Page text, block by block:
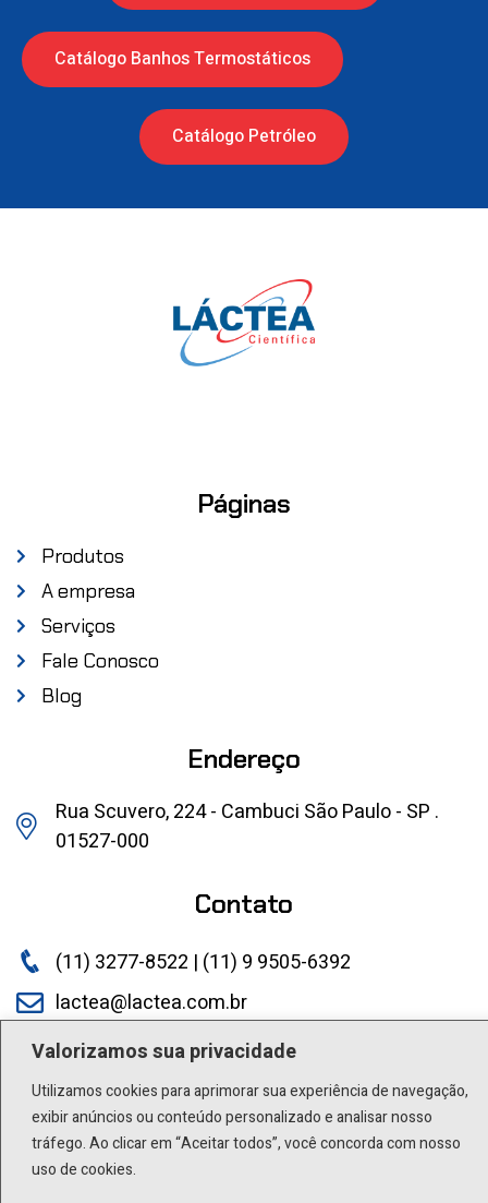
Valorizamos sua privacidade
Utilizamos cookies para aprimorar sua experiência de navegação,
exibir anúncios ou conteúdo personalizado e analisar nosso
tráfego. Ao clicar em “Aceitar todos”, você concorda com nosso
uso de cookies.
Catálogo Banhos Termostáticos
Catálogo Petróleo
Páginas
Produtos
A empresa
Serviços
Fale Conosco
Blog
Endereço
Rua Scuvero, 224 - Cambuci São Paulo - SP .
01527-000
Contato
(11) 3277-8522 | (11) 9 9505-6392
lactea@lactea.com.br
Social